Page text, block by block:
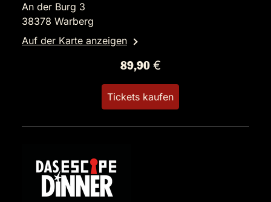
An der Burg 3
38378 Warberg
Auf der Karte anzeigen
89,90 €
Tickets kaufen